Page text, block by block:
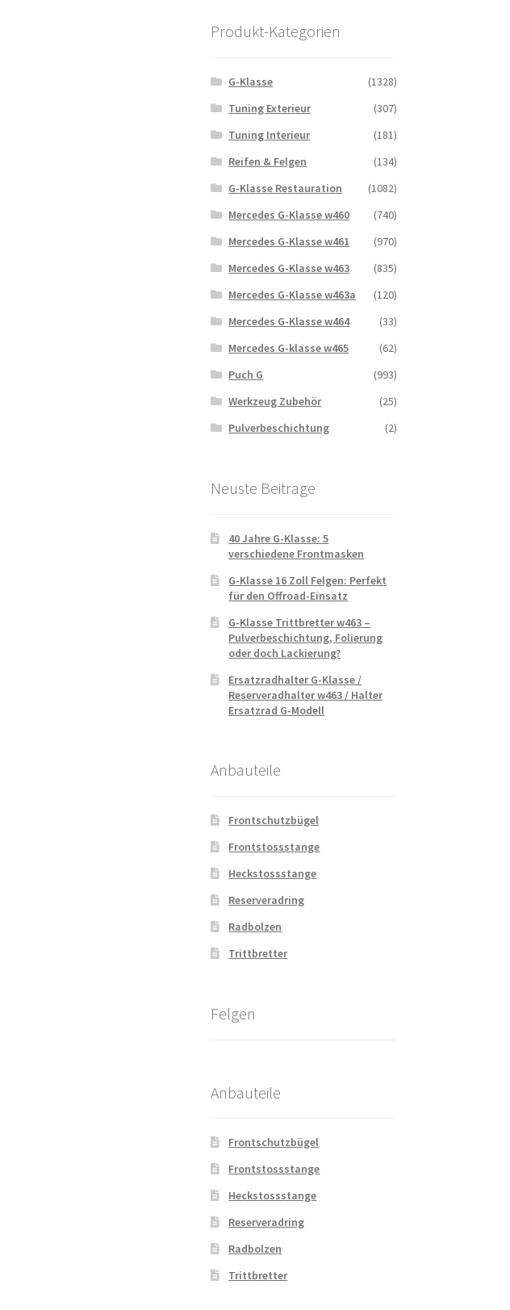
Produkt-Kategorien
G-Klasse
(1328)
Tuning Exterieur
(307)
Tuning Interieur
(181)
Reifen & Felgen
(134)
G-Klasse Restauration
(1082)
Mercedes G-Klasse w460
(740)
Mercedes G-Klasse w461
(970)
Mercedes G-Klasse w463
(835)
Mercedes G-Klasse w463a
(120)
Mercedes G-Klasse w464
(33)
Mercedes G-klasse w465
(62)
Puch G
(993)
Werkzeug Zubehör
(25)
Pulverbeschichtung
(2)
Neuste Beitrage
40 Jahre G-Klasse: 5
verschiedene Frontmasken
G-Klasse 16 Zoll Felgen: Perfekt
für den Offroad-Einsatz
G-Klasse Trittbretter w463 –
Pulverbeschichtung, Folierung
oder doch Lackierung?
Ersatzradhalter G-Klasse /
Reserveradhalter w463 / Halter
Ersatzrad G-Modell
Anbauteile
Frontschutzbügel
Frontstossstange
Heckstossstange
Reserveradring
Radbolzen
Trittbretter
Felgen
Anbauteile
Frontschutzbügel
Frontstossstange
Heckstossstange
Reserveradring
Radbolzen
Trittbretter